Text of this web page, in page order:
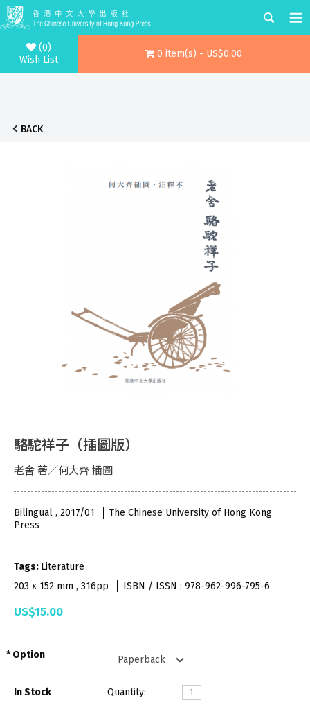
(0)
Wish List
0 item(s) - US$0.00
BACK
駱駝祥子（插圖版）
老舍 著／何大齊 插圖
Bilingual , 2017/01
The Chinese University of Hong Kong
Press
Tags: Literature
203 x 152 mm , 316pp
ISBN / ISSN : 978-962-996-795-6
US$15.00
Option
In Stock Quantity: